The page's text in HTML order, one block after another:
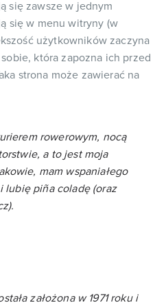
się zawsze w jednym
się w menu witryny (w
użytkowników zaczyna
która zapozna ich przed
strona może zawierać na
rowerowym, nocą
a to jest moja
mam wspaniałego
lubię piña coladę (oraz
założona w 1971 roku i